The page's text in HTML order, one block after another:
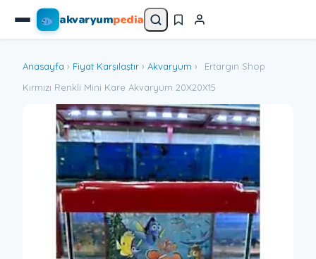
akvaryumpedia
Anasayfa › Fiyat Karşılaştır › Akvaryum ›
Ertargın Shop
Kırmızı Renkli Mini Kare Akvaryum 20X20X15